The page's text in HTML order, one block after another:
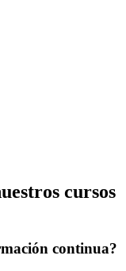
cursos
continua?